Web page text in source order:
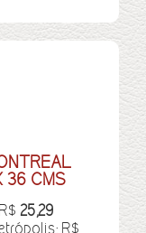
36 CMS
25,29
R$